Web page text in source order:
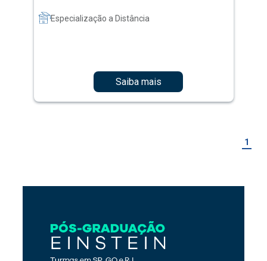
Especialização a Distância
Saiba mais
1